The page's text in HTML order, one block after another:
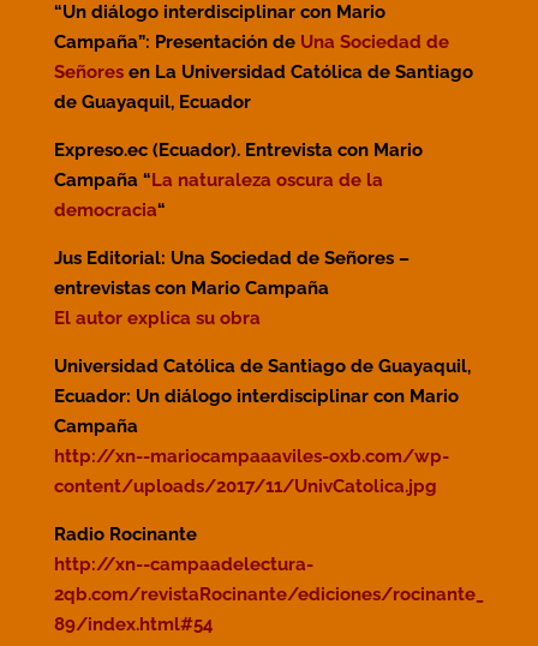
“Un diálogo interdisciplinar con Mario
Campaña”: Presentación de Una Sociedad de
Señores en La Universidad Católica de Santiago
de Guayaquil, Ecuador
Expreso.ec (Ecuador). Entrevista con Mario
Campaña “La naturaleza oscura de la
democracia“
Jus Editorial: Una Sociedad de Señores –
entrevistas con Mario Campaña
El autor explica su obra
Universidad Católica de Santiago de Guayaquil,
Ecuador: Un diálogo interdisciplinar con Mario
Campaña
http://xn--mariocampaaaviles-oxb.com/wp-
content/uploads/2017/11/UnivCatolica.jpg
Radio Rocinante
http://xn--campaadelectura-
2qb.com/revistaRocinante/ediciones/rocinante_
89/index.html#54